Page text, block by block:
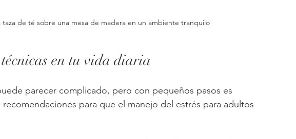
taza de té sobre una mesa de madera en un ambiente tranquilo
en tu vida diaria
parecer complicado, pero con pequeños pasos es
para que el manejo del estrés para adultos